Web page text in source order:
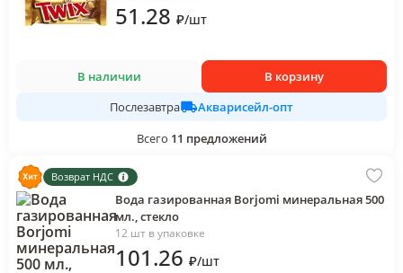
51.28 ₽/шт
В наличии
В корзину
Послезавтра
Акварисейл-опт
Всего 11 предложений
Возврат НДС
Вода газированная Borjomi минеральная 500
мл., стекло
12 шт в упаковке
101.26 ₽/шт